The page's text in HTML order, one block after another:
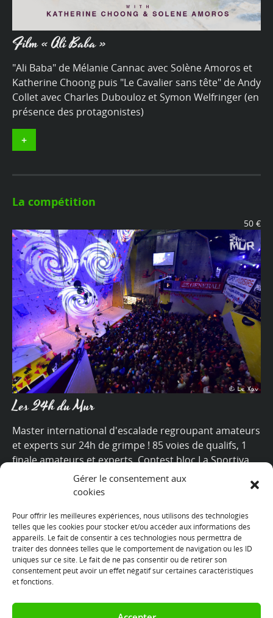
Gérer le consentement aux
cookies
Pour offrir les meilleures expériences, nous utilisons des technologies
telles que les cookies pour stocker et/ou accéder aux informations des
appareils. Le fait de consentir à ces technologies nous permettra de
traiter des données telles que le comportement de navigation ou les ID
uniques sur ce site. Le fait de ne pas consentir ou de retirer son
consentement peut avoir un effet négatif sur certaines caractéristiques
et fonctions.
Film « Ali Baba »
"Ali Baba" de Mélanie Cannac avec Solène Amoros et
Katherine Choong puis "Le Cavalier sans tête" de Andy
Collet avec Charles Dubouloz et Symon Welfringer (en
présence des protagonistes)
+
La compétition
50 €
Les 24h du Mur
Master international d'escalade regroupant amateurs
et experts sur 24h de grimpe ! 85 voies de qualifs, 1
finale amateurs et experts. Contest bloc La Sportiva,
village marques, concerts, food trucks, ambiance sud-
ouest garantie !
+
Nous suivre